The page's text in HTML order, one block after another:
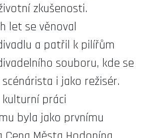
zkušenosti.
let se věnoval
a patřil k pilířům
souboru, kde se
i jako režisér.
práci
byla jako prvnímu